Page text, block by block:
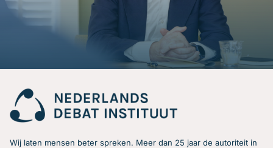
Wij laten mensen beter spreken. Meer dan 25 jaar de autoriteit in